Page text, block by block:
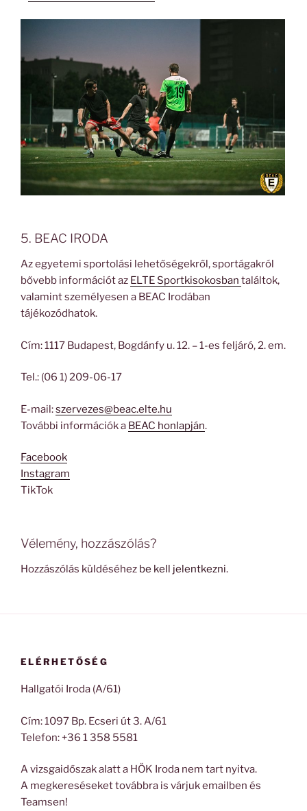
5. BEAC IRODA
Az egyetemi sportolási lehetőségekről, sportágakról
bővebb információt az ELTE Sportkisokosban találtok,
valamint személyesen a BEAC Irodában
tájékozódhatok.
Cím: 1117 Budapest, Bogdánfy u. 12. – 1-es feljáró, 2. em.
Tel.: (06 1) 209-06-17
E-mail:szervezes@beac.elte.hu
További információk a BEAC honlapján.
Facebook
Instagram
TikTok
Vélemény, hozzászólás?
Hozzászólás küldéséhez be kell jelentkezni.
ELÉRHETŐSÉG
Hallgatói Iroda (A/61)
Cím: 1097 Bp. Ecseri út 3. A/61
Telefon: +36 1 358 5581
A vizsgaidőszak alatt a HÖK Iroda nem tart nyitva.
A megkereséseket továbbra is várjuk emailben és
Teamsen!